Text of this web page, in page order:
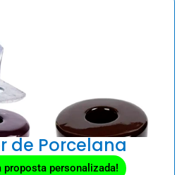
de Porcelana
proposta personalizada!